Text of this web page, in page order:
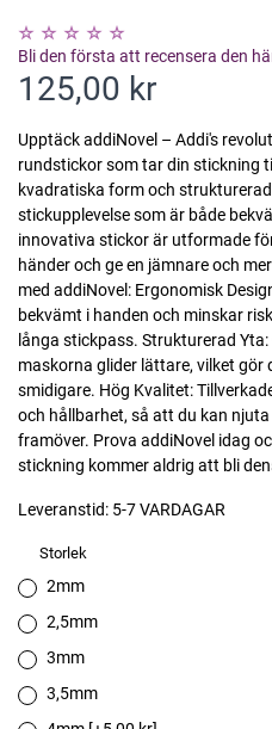
Bli den första att recensera den
125,00 kr
Upptäck addiNovel – Addi's
rundstickor som tar din stickning
kvadratiska form och
stickupplevelse som är både
innovativa stickor är utformade
händer och ge en jämnare och
med addiNovel: Ergonomisk
bekvämt i handen och minskar
långa stickpass. Strukturerad
maskorna glider lättare, vilket gör
smidigare. Hög Kvalitet:
och hållbarhet, så att du kan
framöver. Prova addiNovel idag
stickning kommer aldrig att bli
Leveranstid: 5-7 VARDAGAR
Storlek
2mm
2,5mm
3mm
3,5mm